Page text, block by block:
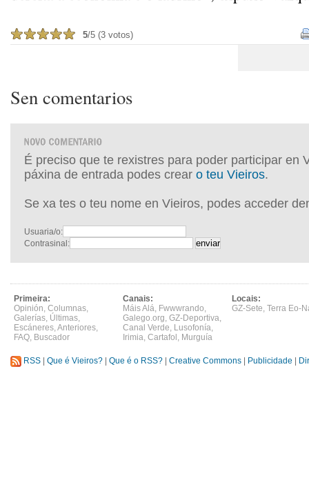
5/5 (3 votos)
Sen comentarios
É preciso que te rexistres para poder participar en
páxina de entrada podes crear o teu Vieiros.
Se xa tes o teu nome en Vieiros, podes acceder
Usuaria/o:
Contrasinal:
Primeira:
Opinión, Columnas,
Galerías, Últimas,
Escáneres,Anteriores,
FAQ, Buscador
Canais:
Máis Alá, Fwwwrando,
Galego.org, GZ-Deportiva,
Canal Verde, Lusofonía,
Irimia, Cartafol , Murguía
Locais:
GZ-Sete, Terra Eo-
RSS Que é Vieiros? Que é o RSS? Creative Commons Publicidade